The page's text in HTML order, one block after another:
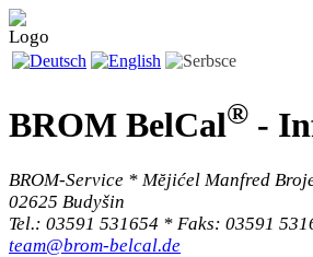
BROM BelCal® -
BROM-Service * Mĕjićel Manfred
02625 Budyšin
Tel.: 03591 531654 * Faks: 03591
team@brom-belcal.de